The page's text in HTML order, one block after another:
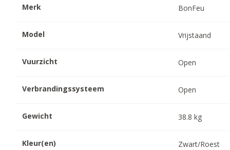
Merk BonFeu
Model Vrijstaand
Vuurzicht Open
Verbrandingssysteem Open
Gewicht 38.8 kg
Kleur(en) Zwart/Roest